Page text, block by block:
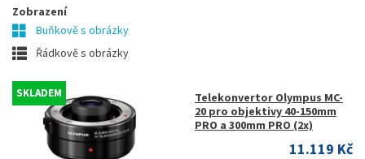
Zobrazení
Buňkově s obrázky
Řádkově s obrázky
SKLADEM
Telekonvertor Olympus MC-
20 pro objektivy 40-150mm
PRO a 300mm PRO (2x)
11.119 Kč